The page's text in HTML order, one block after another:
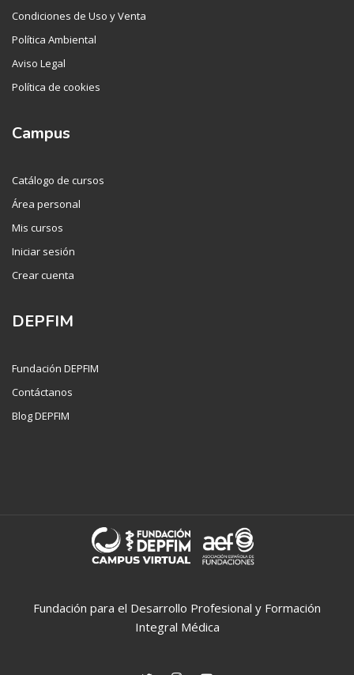
Condiciones de Uso y Venta
Política Ambiental
Aviso Legal
Política de cookies
Campus
Catálogo de cursos
Área personal
Mis cursos
Iniciar sesión
Crear cuenta
DEPFIM
Fundación DEPFIM
Contáctanos
Blog DEPFIM
Fundación para el Desarrollo Profesional y Formación
Integral Médica